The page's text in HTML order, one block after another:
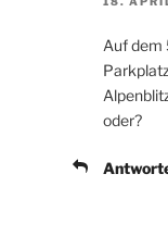
Auf dem
oder?